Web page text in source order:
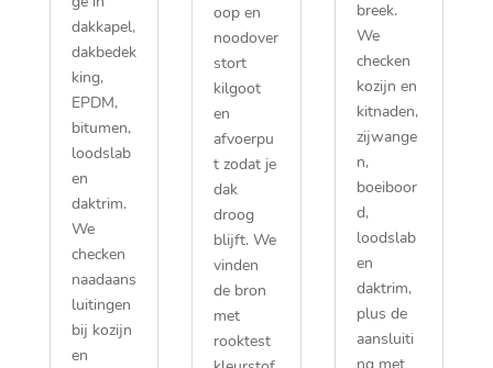
dakkapel,
dakbedek
king,
EPDM,
bitumen,
loodslab
en
daktrim.​
We
checken
naadaans
luitingen
bij kozijn
en
oop en
noodover
stort
kilgoot
en
afvoerpu
t zodat je
dak
droog
blijft.​ We
vinden
de bron
met
rooktest
breek.​
We
checken
kozijn en
kitnaden,
zijwange
n,
boeiboor
d,
loodslab
en
daktrim,
plus de
aansluiti